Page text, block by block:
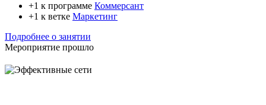
+1 к программе Коммерсант
+1 к ветке Маркетинг
Подробнее о занятии
Мероприятие прошло